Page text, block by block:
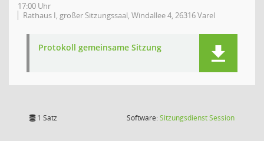
17:00 Uhr
Rathaus I, großer Sitzungssaal, Windallee 4, 26316 Varel
Protokoll gemeinsame Sitzung
1 Satz Software:SitzungsdienstSession(Wird in